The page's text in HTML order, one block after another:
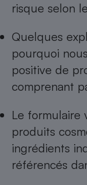
risque selon
Quelques
pourquoi
positive de
comprenant
Le formulaire
produits
ingrédients
référencés